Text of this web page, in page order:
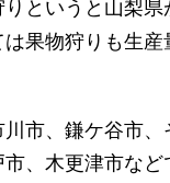
というと山梨県
果物狩りも生産
市、鎌ケ谷市、
、木更津市など